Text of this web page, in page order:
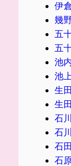
伊
幾
五
五
池
池
生
生
石
石
石
石